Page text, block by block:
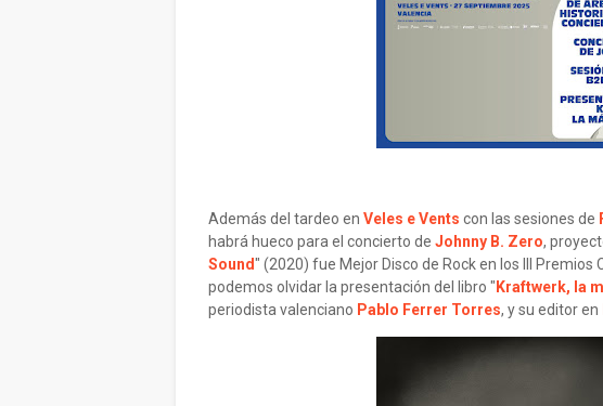
Además del tardeo en Veles e Vents con las sesiones de
habrá hueco para el concierto de Johnny B. Zero,
Sound" (2020) fue Mejor Disco de Rock en los III Premios
podemos olvidar la presentación del libro " Kraftwerk, la
periodista valenciano Pablo Ferrer Torres, y su editor en